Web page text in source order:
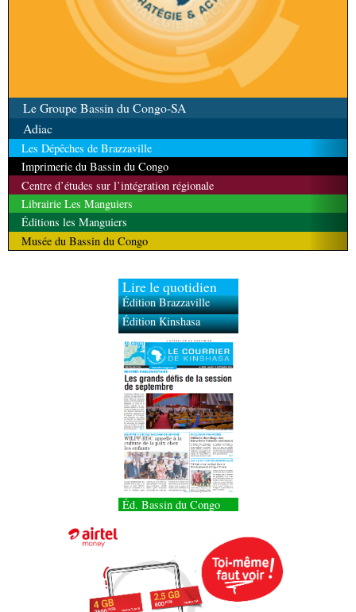
Le Groupe Bassin du Congo-SA
Adiac
Les Dépêches de Brazzaville
Imprimerie du Bassin du Congo
Centre d’études sur l’intégration régionale
Librairie Les Manguiers
Éditions les Manguiers
Musée du Bassin du Congo
Lire le quotidien
Édition Brazzaville
Édition Kinshasa
Éd. Bassin du Congo